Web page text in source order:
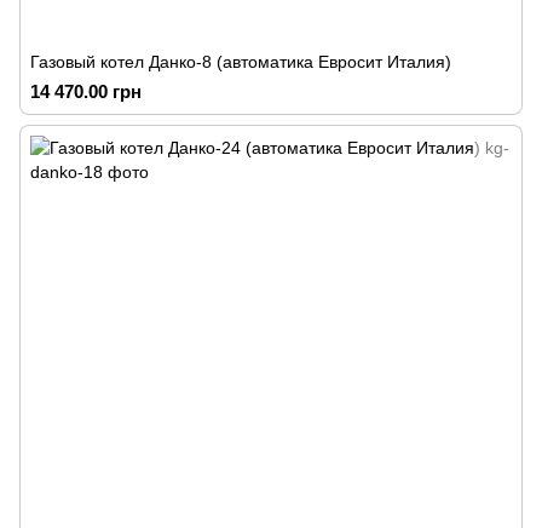
Газовый котел Данко-8 (автоматика Евросит Италия)
14 470.00 грн